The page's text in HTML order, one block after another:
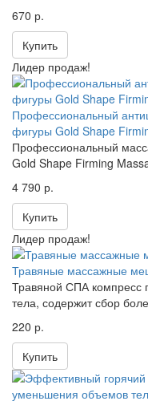
670 р.
Купить
Лидер продаж!
Профессиональный
фигуры Gold Shape
Профессиональный
Gold Shape Firming
4 790 р.
Купить
Лидер продаж!
Травяные массажные
Травяной СПА компресс
тела, содержит сбор
220 р.
Купить